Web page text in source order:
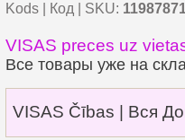
Kods | Код | SKU:
VISAS preces uz
Все товары уже на
VISAS Čības | Вся